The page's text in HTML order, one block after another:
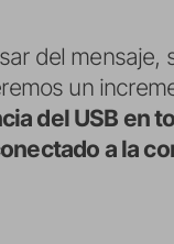
del mensaje,
un
del USB en
a la